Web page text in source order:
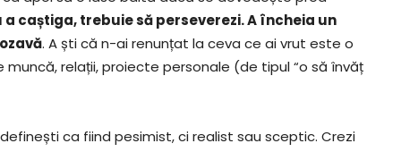
caștiga, trebuie să perseverezi. A încheia un
. A ști că n-ai renunțat la ceva ce ai vrut este o
relații, proiecte personale (de tipul “o să învăț
ca fiind pesimist, ci realist sau sceptic. Crezi